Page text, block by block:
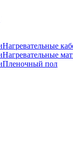
Нагревательные
Нагревательные
Пленочный пол